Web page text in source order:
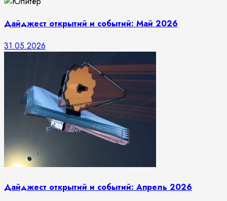
Дайджест открытий и событий: Май 2026
31.05.2026
Дайджест открытий и событий: Апрель 2026